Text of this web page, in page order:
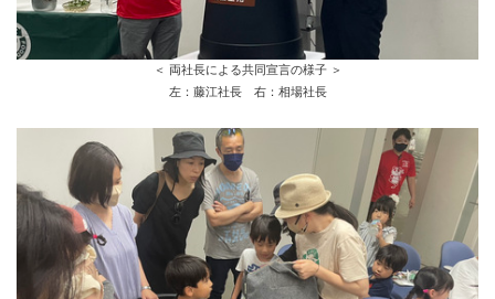
＜ 両社長による共同宣言の様子 ＞
左：藤江社長 右：相場社長